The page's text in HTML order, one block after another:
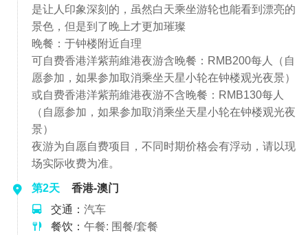
是让人印象深刻的，虽然白天乘坐游轮也能看到漂亮的
景色，但是到了晚上才更加璀璨
晚餐：于钟楼附近自理
可自费香港洋紫荊維港夜游含晚餐：RMB200每人（自
愿参加，如果参加取消乘坐天星小轮在钟楼观光夜景）
或自费香港洋紫荊維港夜游不含晚餐：RMB130每人
（自愿参加，如果参加取消乘坐天星小轮在钟楼观光夜
景）
夜游为自愿自费项目，不同时期价格会有浮动，请以现
场实际收费为准。
第2天
香港-澳门
交通： 汽车
餐饮： 午餐: 围餐/套餐